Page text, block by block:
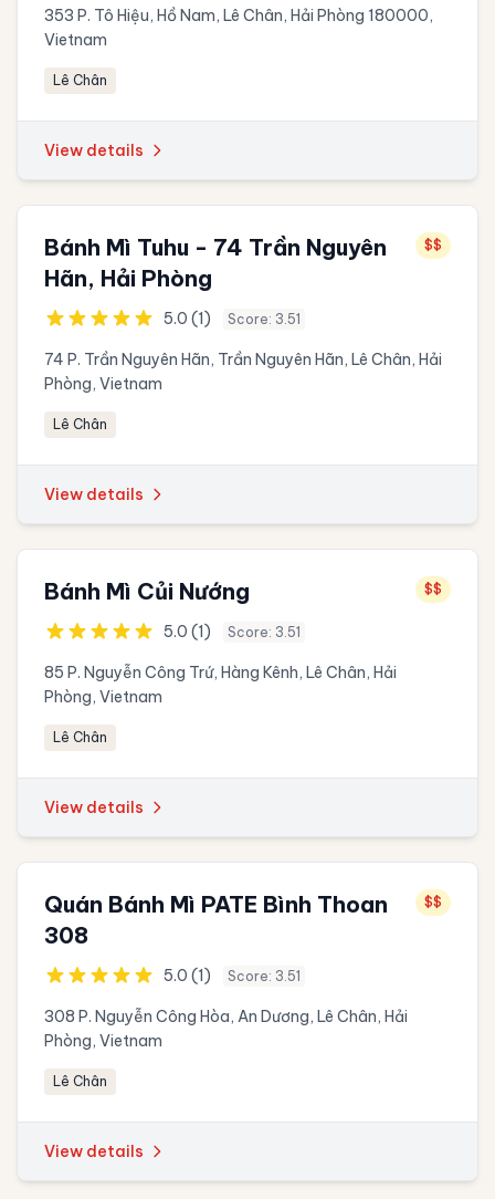
353 P. Tô Hiệu, Hồ Nam, Lê Chân, Hải Phòng 180000,
Vietnam
Lê Chân
View details
Bánh Mì Tuhu - 74 Trần Nguyên
Hãn, Hải Phòng
$$
5.0 (1) Score: 3.51
74 P. Trần Nguyên Hãn, Trần Nguyên Hãn, Lê Chân, Hải
Phòng, Vietnam
Lê Chân
View details
Bánh Mì Củi Nướng $$
5.0 (1) Score: 3.51
85 P. Nguyễn Công Trứ, Hàng Kênh, Lê Chân, Hải
Phòng, Vietnam
Lê Chân
View details
Quán Bánh Mì PATE Bình Thoan
308
$$
5.0 (1) Score: 3.51
308 P. Nguyễn Công Hòa, An Dương, Lê Chân, Hải
Phòng, Vietnam
Lê Chân
View details